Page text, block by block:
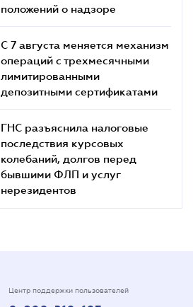
положений о надзоре
С 7 августа меняется механизм
операций с трехмесячными
лимитированными
депозитными сертификатами
ГНС разъяснила налоговые
последствия курсовых
колебаний, долгов перед
бывшими ФЛП и услуг
нерезидентов
Центр поддержки пользователей